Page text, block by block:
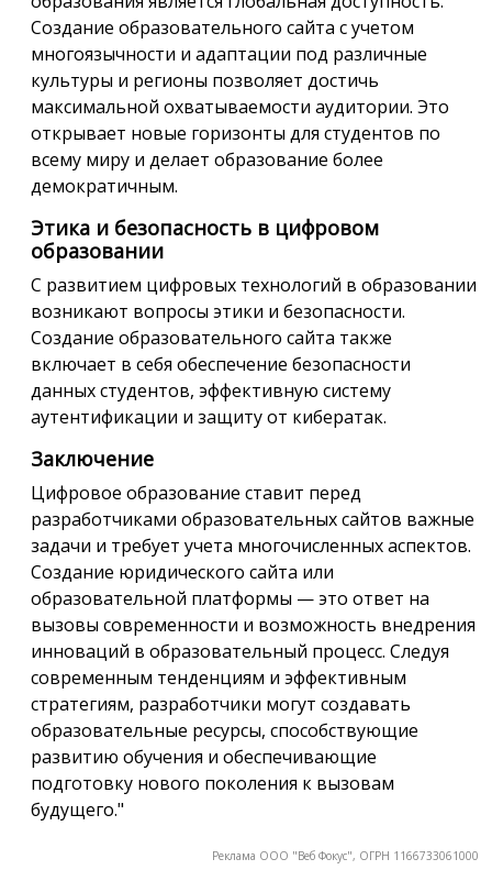
Создание образовательного сайта с учетом
многоязычности и адаптации под различные
культуры и регионы позволяет достичь
максимальной охватываемости аудитории. Это
открывает новые горизонты для студентов по
всему миру и делает образование более
демократичным.
Этика и безопасность в цифровом
образовании
С развитием цифровых технологий в образовании
возникают вопросы этики и безопасности.
Создание образовательного сайта также
включает в себя обеспечение безопасности
данных студентов, эффективную систему
аутентификации и защиту от кибератак.
Заключение
Цифровое образование ставит перед
разработчиками образовательных сайтов важные
задачи и требует учета многочисленных аспектов.
Создание юридического сайта или
образовательной платформы — это ответ на
вызовы современности и возможность внедрения
инноваций в образовательный процесс. Следуя
современным тенденциям и эффективным
стратегиям, разработчики могут создавать
образовательные ресурсы, способствующие
развитию обучения и обеспечивающие
подготовку нового поколения к вызовам
будущего."
Реклама ООО "Веб Фокус", ОГРН 1166733061000